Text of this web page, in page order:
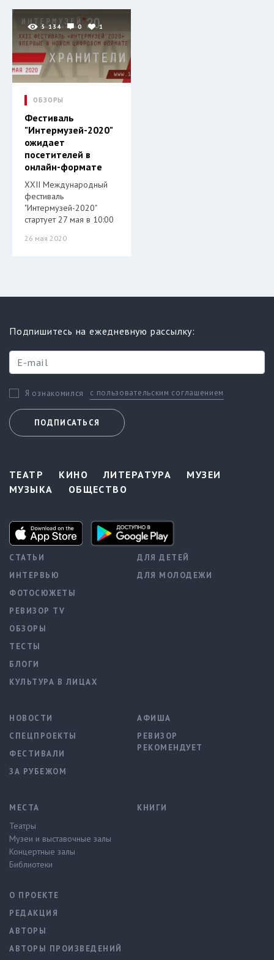
5 134 0 1
ОБЗОРЫ
Фестиваль
"Интермузей-2020"
ожидает
посетителей в
онлайн-формате
XXII Международный
фестиваль
"Интермузей-2020"
стартует 27 мая в 10:00
26 мая 2020
Подпишитесь на ежедневную рассылку:
Я ознакомился с пользовательским соглашением
ПОДПИСАТЬСЯ
ТЕАТР КИНО ЛИТЕРАТУРА
МУЗЕИ
МУЗЫКА
ОБЩЕСТВО
СТАТЬИ
ИНТЕРВЬЮ
ФОТОСЮЖЕТЫ
РЕВИЗОР TV
ОБЗОРЫ
ТЕСТЫ
БЛОГИ
КУЛЬТУРА В ЛИЦАХ
ДЛЯ ДЕТЕЙ
ДЛЯ МОЛОДЕЖИ
НОВОСТИ
СПЕЦПРОЕКТЫ
ФЕСТИВАЛИ
ЗА РУБЕЖОМ
АФИША
РЕВИЗОР
РЕКОМЕНДУЕТ
МЕСТА
Театры
Музеи и выставочные залы
Концертные залы
Библиотеки
КНИГИ
О ПРОЕКТЕ
РЕДАКЦИЯ
АВТОРЫ
АВТОРЫ ПРОИЗВЕДЕНИЙ